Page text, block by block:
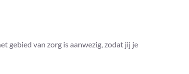
gebied van zorg is aanwezig, zodat jij je